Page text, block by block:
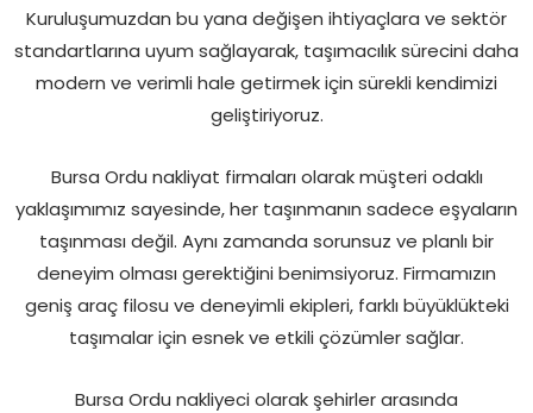
Kuruluşumuzdan bu yana değişen ihtiyaçlara ve sektör
standartlarına uyum sağlayarak, taşımacılık sürecini daha
modern ve verimli hale getirmek için sürekli kendimizi
geliştiriyoruz.
Bursa Ordu nakliyat firmaları olarak müşteri odaklı
yaklaşımımız sayesinde, her taşınmanın sadece eşyaların
taşınması değil. Aynı zamanda sorunsuz ve planlı bir
deneyim olması gerektiğini benimsiyoruz. Firmamızın
geniş araç filosu ve deneyimli ekipleri, farklı büyüklükteki
taşımalar için esnek ve etkili çözümler sağlar.
Bursa Ordu nakliyeci olarak şehirler arasında